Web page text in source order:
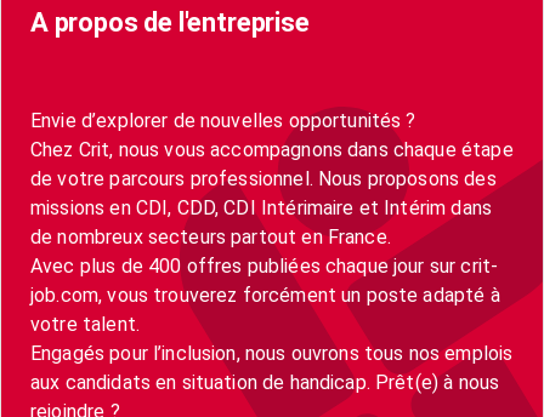
A propos de l'entreprise
Envie d’explorer de nouvelles opportunités ?
Chez Crit, nous vous accompagnons dans chaque étape
de votre parcours professionnel. Nous proposons des
missions en CDI, CDD, CDI Intérimaire et Intérim dans
de nombreux secteurs partout en France.
Avec plus de 400 offres publiées chaque jour sur crit-
job.com, vous trouverez forcément un poste adapté à
votre talent.
Engagés pour l’inclusion, nous ouvrons tous nos emplois
aux candidats en situation de handicap. Prêt(e) à nous